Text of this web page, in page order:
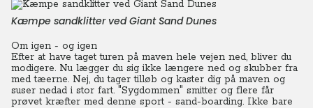
Kæmpe sandklitter ved Giant Sand Dunes
Om igen - og igen
Efter at have taget turen på maven hele vejen ned, bliver du
modigere. Nu lægger du sig ikke længere ned og skubber fra
med tæerne. Nej, du tager tilløb og kaster dig på maven og
suser nedad i stor fart. "Sygdommen" smitter og flere får
prøvet kræfter med denne sport - sand-boarding. Ikke bare